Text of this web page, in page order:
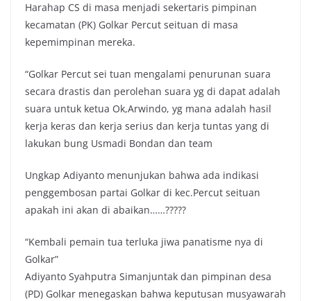
Harahap CS di masa menjadi sekertaris pimpinan
kecamatan (PK) Golkar Percut seituan di masa
kepemimpinan mereka.
“Golkar Percut sei tuan mengalami penurunan suara
secara drastis dan perolehan suara yg di dapat adalah
suara untuk ketua Ok,Arwindo, yg mana adalah hasil
kerja keras dan kerja serius dan kerja tuntas yang di
lakukan bung Usmadi Bondan dan team
Ungkap Adiyanto menunjukan bahwa ada indikasi
penggembosan partai Golkar di kec.Percut seituan
apakah ini akan di abaikan……?????
“Kembali pemain tua terluka jiwa panatisme nya di
Golkar”
Adiyanto Syahputra Simanjuntak dan pimpinan desa
(PD) Golkar menegaskan bahwa keputusan musyawarah